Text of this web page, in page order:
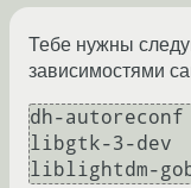
Тебе нужны
зависимостями
dh-autoreconf
libgtk-3-dev